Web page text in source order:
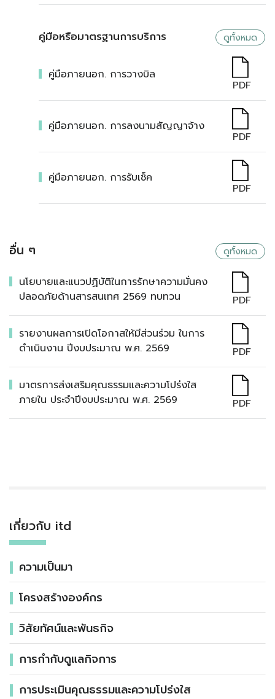
คู่มือหรือมาตรฐานการบริการ ดูทั้งหมด
คู่มือภายนอก. การวางบิล
PDF
คู่มือภายนอก. การลงนามสัญญาจ้าง
PDF
คู่มือภายนอก. การรับเช็ค
PDF
อื่น ๆ ดูทั้งหมด
นโยบายและแนวปฏิบัติในการรักษาความมั่นคง
ปลอดภัยด้านสารสนเทศ 2569 ทบทวน
PDF
รายงานผลการเปิดโอกาสให้มีส่วนร่วม ในการ
ดำเนินงาน ปีงบประมาณ พ.ศ. 2569
PDF
มาตรการส่งเสริมคุณธรรมและความโปร่งใส
ภายใน ประจำปีงบประมาณ พ.ศ. 2569
PDF
เกี่ยวกับ itd
ความเป็นมา
โครงสร้างองค์กร
วิสัยทัศน์และพันธกิจ
การกำกับดูแลกิจการ
การประเมินคุณธรรมและความโปร่งใส